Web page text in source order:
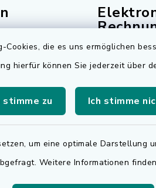
die es uns ermöglichen
hierfür können Sie jederzeit über
stimme zu Ich stimme
um eine optimale
Weitere Informationen
sich bitte